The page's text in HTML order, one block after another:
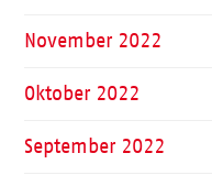
November 2022
Oktober 2022
September 2022